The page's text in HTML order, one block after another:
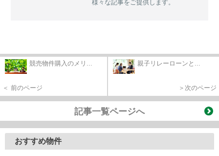
様々な記事をご提供します。
競売物件購入のメリ...
＜ 前のページ
親子リレーローンと...
＞次のページ
記事一覧ページへ
おすすめ物件